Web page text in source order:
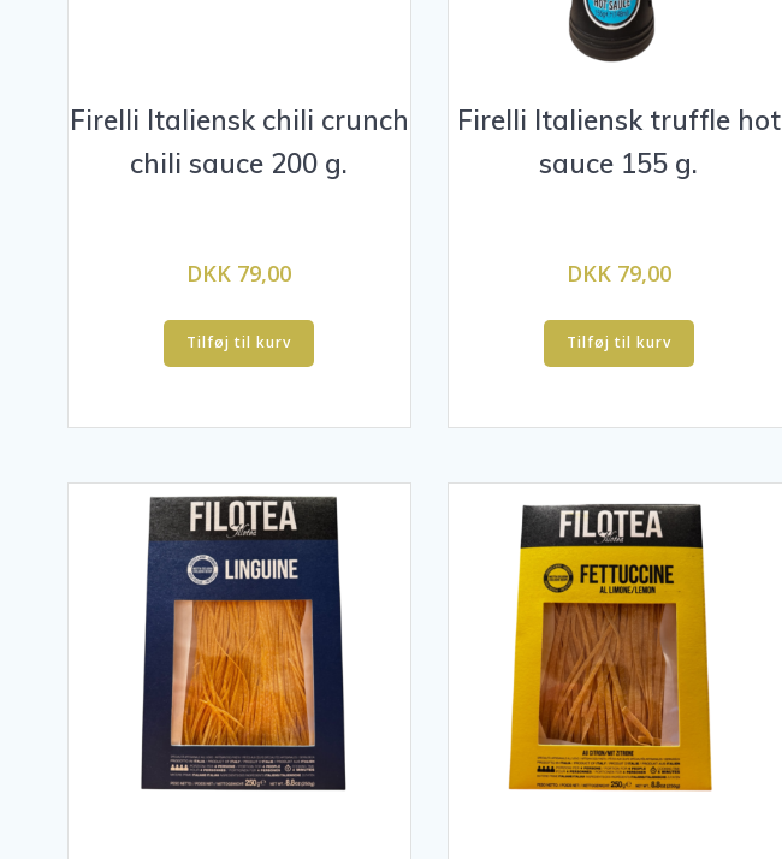
Firelli Italiensk chili crunch
chili sauce 200 g.
DKK 79,00
Tilføj til kurv
Firelli Italiensk truffle hot
sauce 155 g.
DKK 79,00
Tilføj til kurv